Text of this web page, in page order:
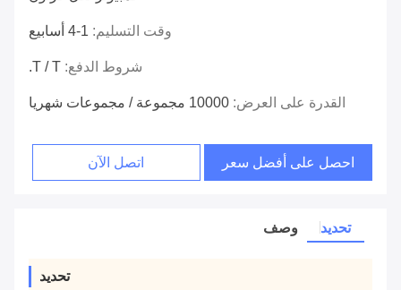
وقت التسليم: 1-4 أسابيع
شروط الدفع: T / T.
القدرة على العرض: 10000 مجموعة / مجموعات شهريا
احصل على أفضل سعر اتصل الآن
تحديد وصف
تحديد